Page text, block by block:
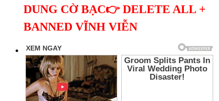
DUNG CỜ BẠC👉 DELETE ALL +
BANNED VĨNH VIỄN